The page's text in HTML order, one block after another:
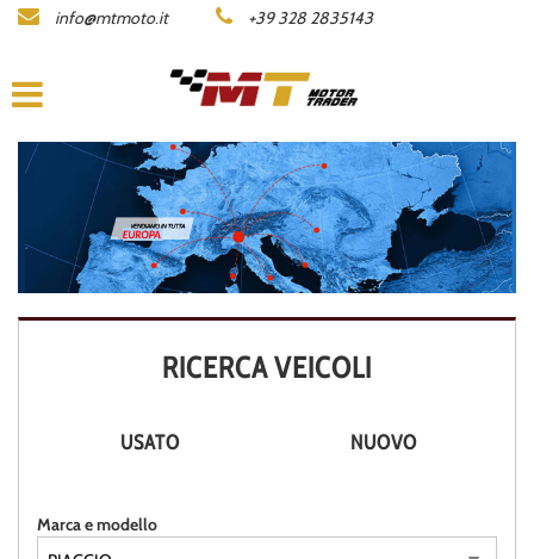
LISTA MOTO
AZIENDA
ACQUISTIAMO LA TUA MOTO
CONTATTI
AREA COMMERCIANTI
info@mtmoto.it +39 328 2835143
RICERCA VEICOLI
USATO NUOVO
Marca e modello